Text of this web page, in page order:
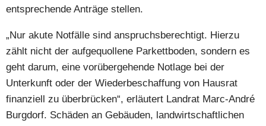
entsprechende Anträge stellen.
„Nur akute Notfälle sind anspruchsberechtigt. Hierzu
zählt nicht der aufgequollene Parkettboden, sondern es
geht darum, eine vorübergehende Notlage bei der
Unterkunft oder der Wiederbeschaffung von Hausrat
finanziell zu überbrücken“, erläutert Landrat Marc-André
Burgdorf. Schäden an Gebäuden, landwirtschaftlichen